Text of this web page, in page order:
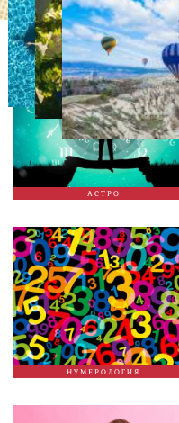
АСТРО
НУМЕРОЛОГИЯ